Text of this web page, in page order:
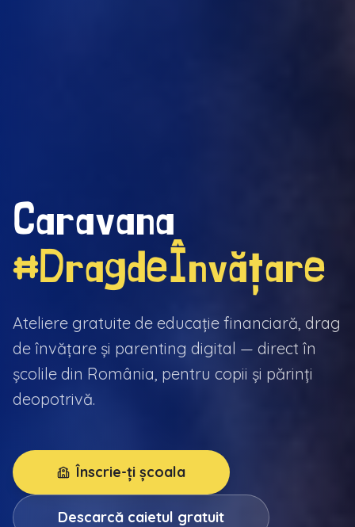
Caravana
#DragdeÎnvățare
Ateliere gratuite de educație financiară, drag
de învățare și parenting digital — direct în
școlile din România, pentru copii și părinți
deopotrivă.
Înscrie-ți școala
Descarcă caietul gratuit